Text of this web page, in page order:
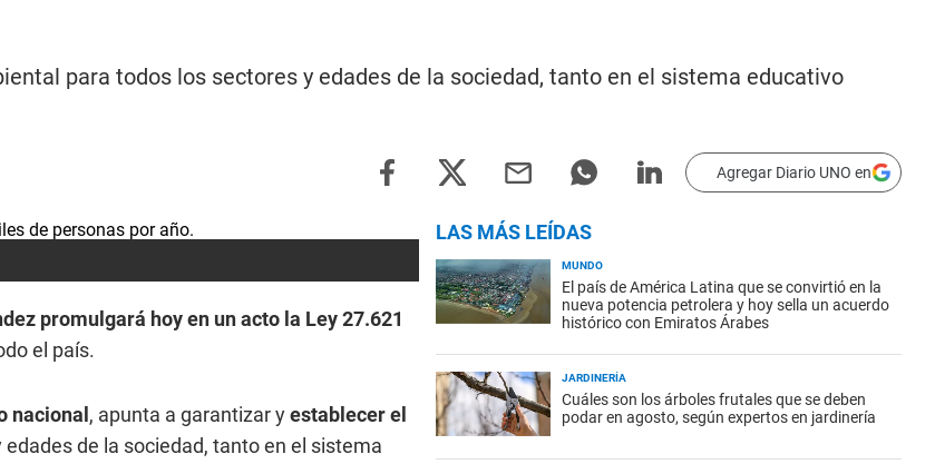
para todos los sectores y edades de la sociedad, tanto en el sistema educativo
Agregar Diario UNO en
promulgará hoy en un acto la Ley 27.621
el país.
nacional , apunta a garantizar yestablecer el
edades de la sociedad, tanto en el sistema
LAS MÁS LEÍDAS
MUNDO
El país de América Latina que se convirtió en la
nueva potencia petrolera y hoy sella un acuerdo
histórico con Emiratos Árabes
JARDINERÍA
Cuáles son los árboles frutales que se deben
podar en agosto, según expertos en jardinería